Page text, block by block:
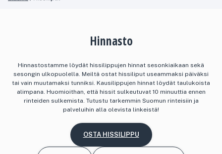
Hinnasto
Hinnastostamme löydät hissilippujen hinnat sesonkiaikaan sekä
sesongin ulkopuolella. Meiltä ostat hissiliput useammaksi päiväksi
tai vain muutamaksi tunniksi. Kausilippujen hinnat löydät taulukoista
alimpana. Huomioithan, että hissit sulkeutuvat 10 minuuttia ennen
rinteiden sulkemista. Tutustu tarkemmin Suomun rinteisiin ja
palveluihin alla olevista linkeistä!
OSTA HISSILIPPU